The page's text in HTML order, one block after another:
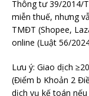
Thông tư 39/2014/
miễn thuế, nhưng
TMĐT (Shopee,
online (Luật 56/
Lưu ý: Giao dịch
(Điểm b Khoản 2
dịch vụ kế toán